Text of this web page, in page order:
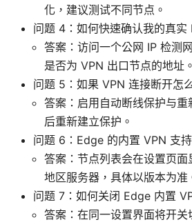
化，建议测试不同节点。
问题 4：如何快速确认我的真实
答案：访问一个公网 IP 检测
是否为 VPN 出口节点的地址。
问题 5：如果 VPN 连接断开怎
答案：启用自动断线保护与重
后重新建立保护。
问题 6：Edge 的内置 VPN 支
答案：节点列表会在设置页
地区服务器，具体以版本为准
问题 7：如何关闭 Edge 内置
答案：在同一设置界面将开关